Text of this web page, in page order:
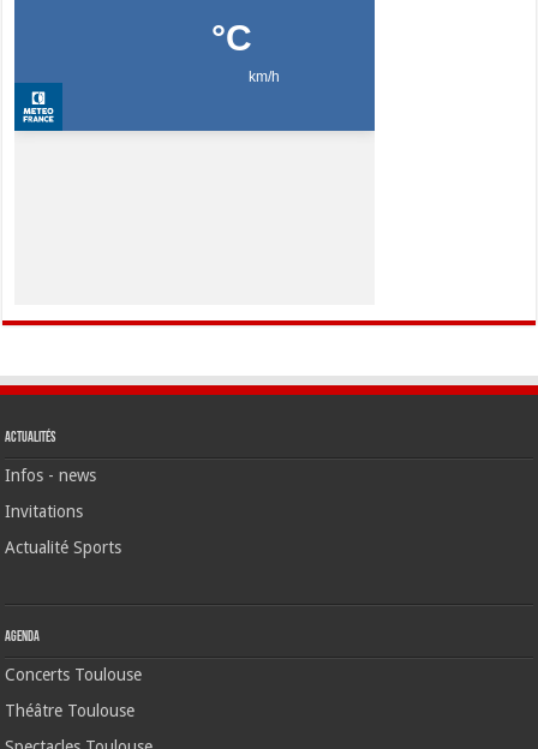
Actualités
Infos - news
Invitations
Actualité Sports
Agenda
Concerts Toulouse
Théâtre Toulouse